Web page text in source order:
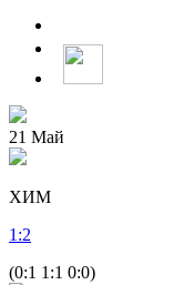
21 Май
ХИМ
1 :2
(0:1 1:1 0:0)